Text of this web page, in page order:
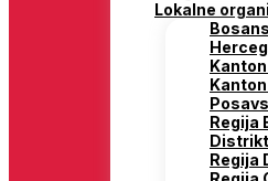
Lokalne
Kanton
Regija
Regija